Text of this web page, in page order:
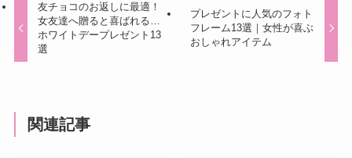
友チョコのお返しに最適！
女友達へ贈ると喜ばれる…
ホワイトデープレゼント13
選
プレゼントに人気のフォト
フレーム13選｜女性が喜ぶ
おしゃれアイテム
関連記事